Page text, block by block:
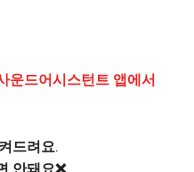
운드어시스턴트 앱에서
드려요.